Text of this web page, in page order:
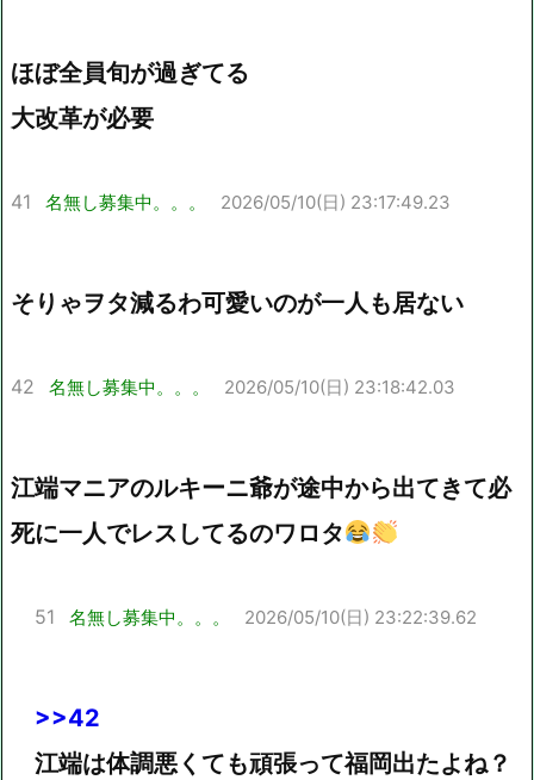
ほぼ全員旬が過ぎてる
大改革が必要
41 名無し募集中。。。 2026/05/10(日) 23:17:49.23
そりゃヲタ減るわ可愛いのが一人も居ない
42 名無し募集中。。。 2026/05/10(日) 23:18:42.03
江端マニアのルキーニ爺が途中から出てきて必
死に一人でレスしてるのワロタ
51 名無し募集中。。。 2026/05/10(日) 23:22:39.62
>>42
江端は体調悪くても頑張って福岡出たよね？